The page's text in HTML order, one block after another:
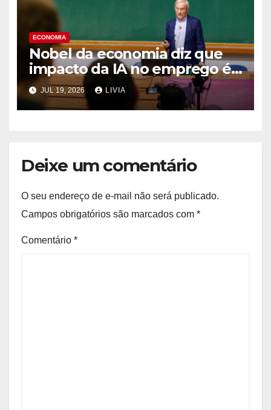
ECONOMIA
Nobel da economia diz que
impacto da IA no emprego é
superestimado
JUL 19, 2026 LIVIA
Deixe um comentário
O seu endereço de e-mail não será publicado.
Campos obrigatórios são marcados com *
Comentário *